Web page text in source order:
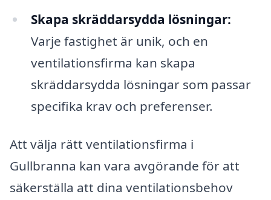
Skapa skräddarsydda lösningar:
Varje fastighet är unik, och en
ventilationsfirma kan skapa
skräddarsydda lösningar som passar
specifika krav och preferenser.
Att välja rätt ventilationsfirma i
Gullbranna kan vara avgörande för att
säkerställa att dina ventilationsbehov